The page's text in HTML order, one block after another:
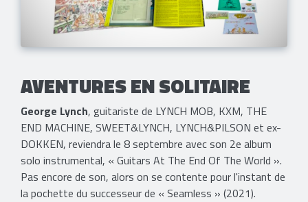
AVENTURES EN SOLITAIRE
George Lynch, guitariste de LYNCH MOB, KXM, THE
END MACHINE, SWEET&LYNCH, LYNCH&PILSON et ex-
DOKKEN, reviendra le 8 septembre avec son 2e album
solo instrumental, « Guitars At The End Of The World ».
Pas encore de son, alors on se contente pour l'instant de
la pochette du successeur de « Seamless » (2021).